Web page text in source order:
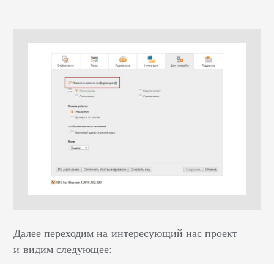
Далее переходим на интересующий нас проект
и видим следующее: